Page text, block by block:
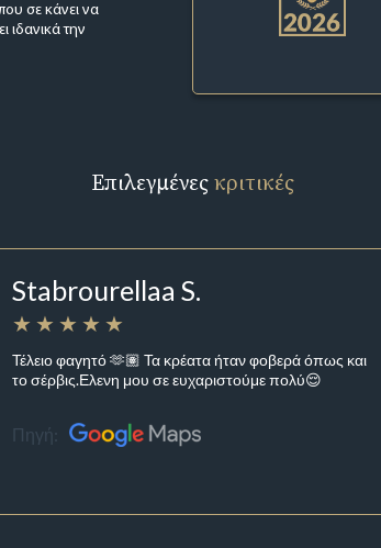
σε κάνει να
ιδανικά την
Επιλεγμένεςκριτικές
Stabrourellaa S.
Τέλειο φαγητό 🫶🏽 Τα κρέατα ήταν φοβερά όπως και
το σέρβις.Ελενη μου σε ευχαριστούμε πολύ😌
Πηγή: